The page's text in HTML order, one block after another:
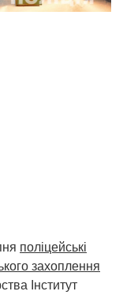
поліцейські
захоплення
Інститут